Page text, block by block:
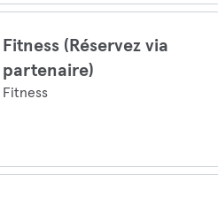
Fitness (Réservez via
partenaire)
Fitness